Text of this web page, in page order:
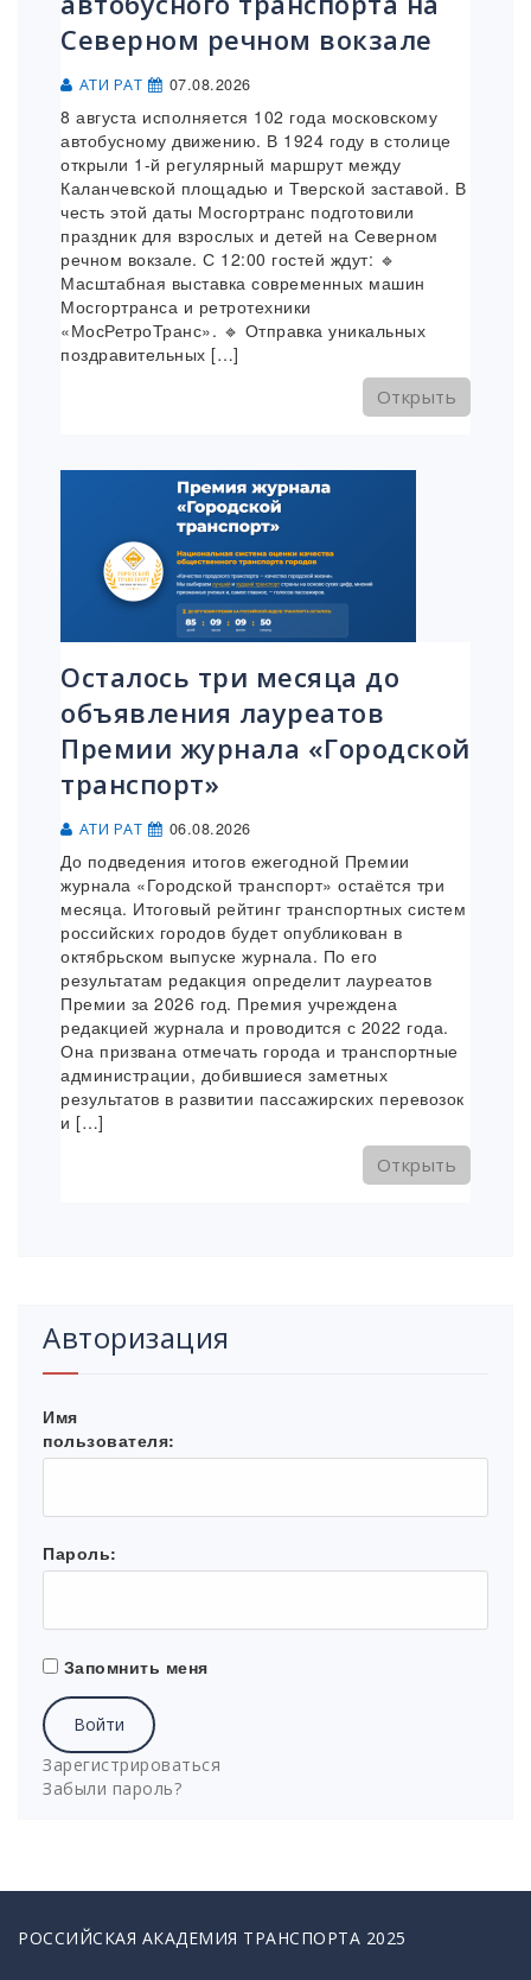
Северном речном вокзале
АТИ РАТ 07.08.2026
8 августа исполняется 102 года московскому
автобусному движению. В 1924 году в столице
открыли 1-й регулярный маршрут между
Каланчевской площадью и Тверской заставой. В
честь этой даты Мосгортранс подготовили
праздник для взрослых и детей на Северном
речном вокзале. С 12:00 гостей ждут: 🔹
Масштабная выставка современных машин
Мосгортранса и ретротехники
«МосРетроТранс». 🔹 Отправка уникальных
поздравительных […]
Открыть
Осталось три месяца до
объявления лауреатов
Премии журнала «Городской
транспорт»
АТИ РАТ 06.08.2026
До подведения итогов ежегодной Премии
журнала «Городской транспорт» остаётся три
месяца. Итоговый рейтинг транспортных систем
российских городов будет опубликован в
октябрьском выпуске журнала. По его
результатам редакция определит лауреатов
Премии за 2026 год. Премия учреждена
редакцией журнала и проводится с 2022 года.
Она призвана отмечать города и транспортные
администрации, добившиеся заметных
результатов в развитии пассажирских перевозок
и […]
Открыть
Авторизация
Имя
пользователя:
Пароль:
Запомнить меня
Войти
Зарегистрироваться
Забыли пароль?
РОССИЙСКАЯ АКАДЕМИЯ ТРАНСПОРТА 2025